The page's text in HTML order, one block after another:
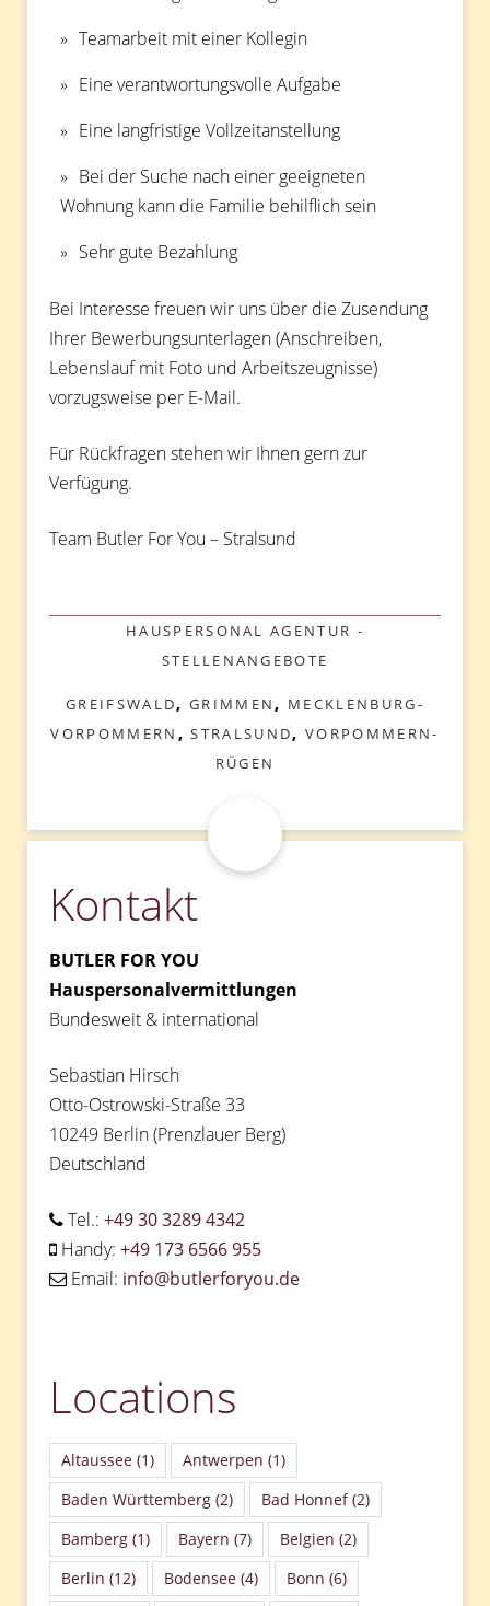
Teamarbeit mit einer Kollegin
Eine verantwortungsvolle Aufgabe
Eine langfristige Vollzeitanstellung
Bei der Suche nach einer geeigneten
Wohnung kann die Familie behilflich sein
Sehr gute Bezahlung
Bei Interesse freuen wir uns über die Zusendung
Ihrer Bewerbungsunterlagen (Anschreiben,
Lebenslauf mit Foto und Arbeitszeugnisse)
vorzugsweise per E-Mail.
Für Rückfragen stehen wir Ihnen gern zur
Verfügung.
Team Butler For You – Stralsund
KATEGORIEN
HAUSPERSONAL AGENTUR -
STELLENANGEBOTE
SCHLAGWÖRTER
GREIFSWALD,GRIMMEN, MECKLENBURG-
VORPOMMERN ,STRALSUND, VORPOMMERN-
RÜGEN
Kontakt
BUTLER FOR YOU
Hauspersonalvermittlungen
Bundesweit & international
Sebastian Hirsch
Otto-Ostrowski-Straße 33
10249 Berlin (Prenzlauer Berg)
Deutschland
Tel.: +49 30 3289 4342
Handy: +49 173 6566 955
Email: info@butlerforyou.de
Locations
Altaussee (1) Antwerpen (1)
Baden Württemberg (2) Bad Honnef(2)
Bamberg (1) Bayern (7) Belgien (2)
Berlin (12) Bodensee (4) Bonn (6)